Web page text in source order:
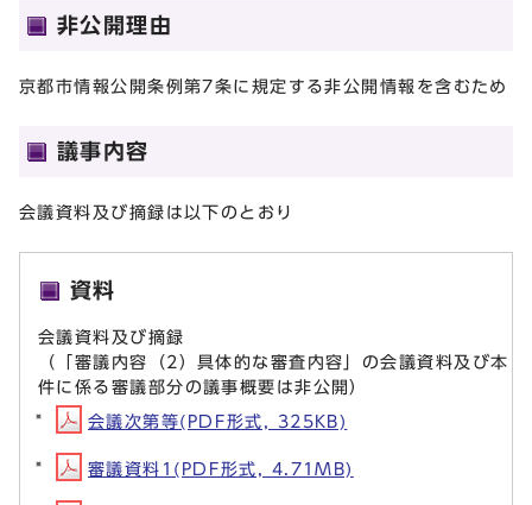
非公開理由
京都市情報公開条例第7条に規定する非公開情報を含むため
議事内容
会議資料及び摘録は以下のとおり
資料
会議資料及び摘録
（「審議内容（2）具体的な審査内容」の会議資料及び本
件に係る審議部分の議事概要は非公開）
会議次第等(PDF形式, 325KB)
審議資料1(PDF形式, 4.71MB)